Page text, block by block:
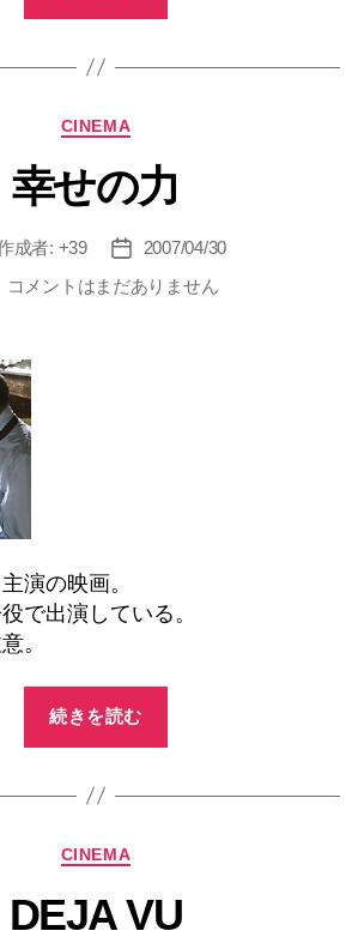
ン”
カ
ゴ
リ
CINEMA
幸せの力
成者: +39
投
稿
日
2007/04/30
幸
力
へ
の
コメントはまだありません
演の映画。
で出演している。
。
続きを読む
力”
カ
ゴ
リ
CINEMA
DEJA VU